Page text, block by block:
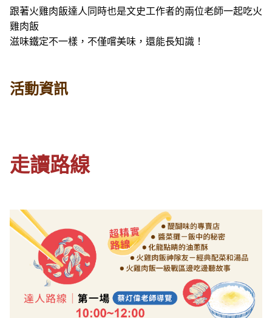
跟著火雞肉飯達人同時也是文史工作者的兩位老師一起吃火
雞肉飯
滋味鐵定不一樣，不僅嚐美味，還能長知識！
活動資訊
走讀路線